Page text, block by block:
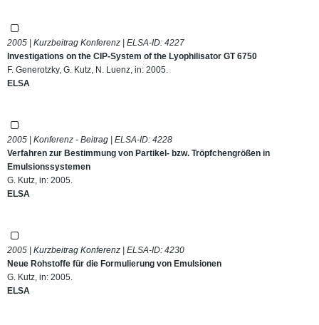
2005 | Kurzbeitrag Konferenz | ELSA-ID: 4227
Investigations on the CIP-System of the Lyophilisator GT 6750
F. Generotzky, G. Kutz, N. Luenz, in: 2005.
ELSA
2005 | Konferenz - Beitrag | ELSA-ID: 4228
Verfahren zur Bestimmung von Partikel- bzw. Tröpfchengrößen in
Emulsionssystemen
G. Kutz, in: 2005.
ELSA
2005 | Kurzbeitrag Konferenz | ELSA-ID: 4230
Neue Rohstoffe für die Formulierung von Emulsionen
G. Kutz, in: 2005.
ELSA